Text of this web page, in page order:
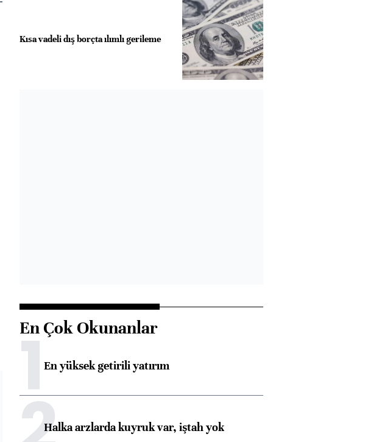
Kısa vadeli dış borçta ılımlı gerileme
En Çok Okunanlar
1En yüksek getirili yatırım
Halka arzlarda kuyruk var, iştah yok